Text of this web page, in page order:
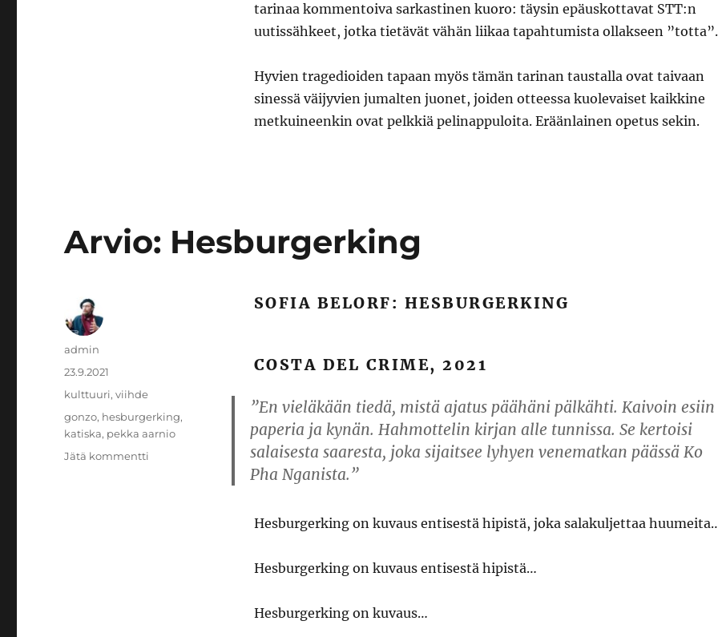
tarinaa kommentoiva sarkastinen kuoro: täysin epäuskottavat STT:n
uutissähkeet, jotka tietävät vähän liikaa tapahtumista ollakseen ”totta”.
Hyvien tragedioiden tapaan myös tämän tarinan taustalla ovat taivaan
sinessä väijyvien jumalten juonet, joiden otteessa kuolevaiset kaikkine
metkuineenkin ovat pelkkiä pelinappuloita. Eräänlainen opetus sekin.
Arvio: Hesburgerking
SOFIA BELORF: HESBURGERKING
COSTA DEL CRIME, 2021
”En vieläkään tiedä, mistä ajatus päähäni pälkähti. Kaivoin esiin
paperia ja kynän. Hahmottelin kirjan alle tunnissa. Se kertoisi
salaisesta saaresta, joka sijaitsee lyhyen venematkan päässä Ko
Pha Nganista.”
Hesburgerking on kuvaus entisestä hipistä, joka salakuljettaa
Hesburgerking on kuvaus entisestä hipistä…
Hesburgerking on kuvaus…
Kirjoittaja
admin
Julkaistu
23.9.2021
Kategoriat
kulttuuri,viihde
Avainsanat
gonzo, hesburgerking,
katiska, pekka aarnio
Jätä kommentti